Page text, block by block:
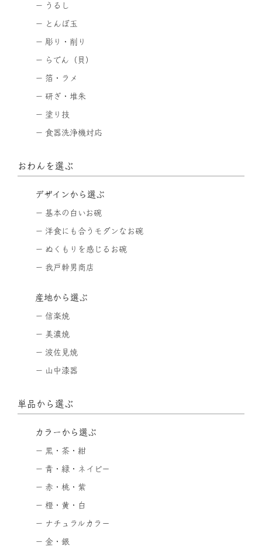
うるし
とんぼ玉
彫り・削り
らでん（貝）
箔・ラメ
研ぎ・堆朱
塗り技
食器洗浄機対応
おわんを選ぶ
デザインから選ぶ
基本の白いお碗
洋食にも合うモダンなお碗
ぬくもりを感じるお碗
我戸幹男商店
産地から選ぶ
信楽焼
美濃焼
波佐見焼
山中漆器
単品から選ぶ
カラーから選ぶ
黒・茶・紺
青・緑・ネイビー
赤・桃・紫
橙・黄・白
ナチュラルカラー
金・銀